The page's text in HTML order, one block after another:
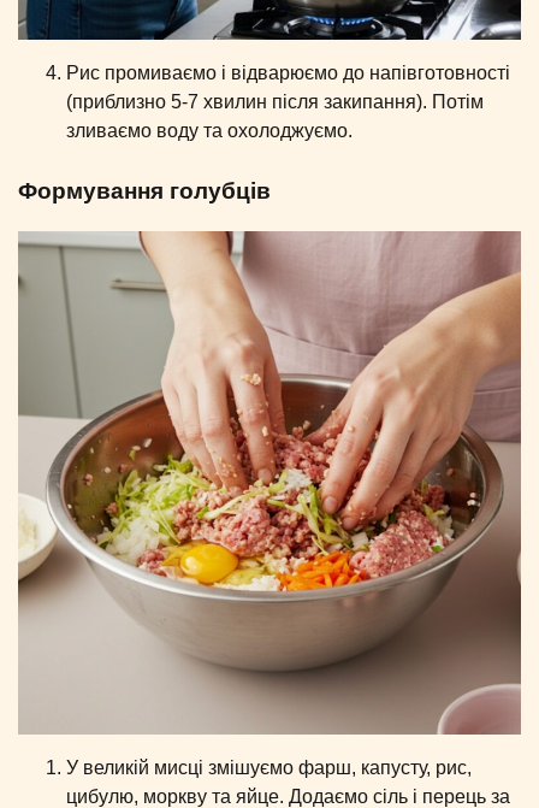
Рис промиваємо і відварюємо до напівготовності
(приблизно 5-7 хвилин після закипання). Потім
зливаємо воду та охолоджуємо.
Формування голубців
У великій мисці змішуємо фарш, капусту, рис,
цибулю, моркву та яйце. Додаємо сіль і перець за